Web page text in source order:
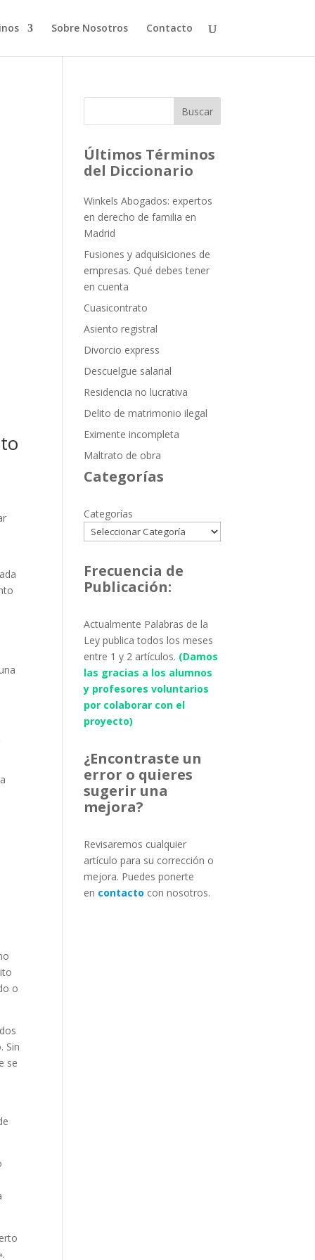
Sobre Nosotros Contacto
o
Sin
se
Buscar
Últimos Términos
del Diccionario
Winkels Abogados: expertos
en derecho de familia en
Madrid
Fusiones y adquisiciones de
empresas. Qué debes tener
en cuenta
Cuasicontrato
Asiento registral
Divorcio express
Descuelgue salarial
Residencia no lucrativa
Delito de matrimonio ilegal
Eximente incompleta
Maltrato de obra
Categorías
Categorías
Frecuencia de
Publicación:
Actualmente Palabras de la
Ley publica todos los meses
entre 1 y 2 artículos. (Damos
las gracias a los alumnos
y profesores voluntarios
por colaborar con el
proyecto)
¿Encontraste un
error o quieres
sugerir una
mejora?
Revisaremos cualquier
artículo para su corrección o
mejora. Puedes ponerte
en contacto con nosotros.